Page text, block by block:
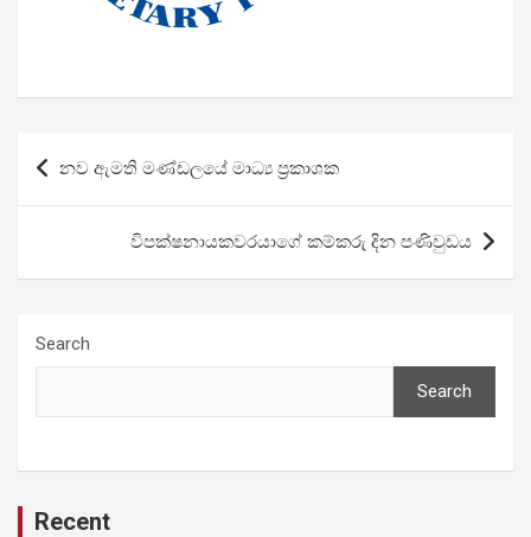
Post
navigation
නව ඇමති මණ්ඩලයේ මාධ්‍ය ප්‍රකාශක
විපක්ෂනායකවරයාගේ කම්කරු දින පණිවුඩය
Search
Search
Recent